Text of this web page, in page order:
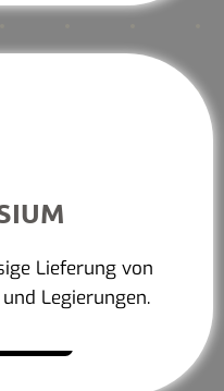
Lieferung von
Legierungen.